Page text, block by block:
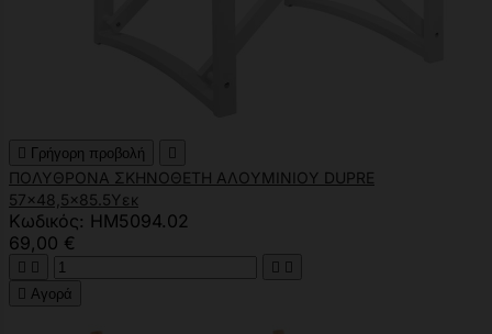
 Γρήγορη προβολή 
ΠΟΛΥΘΡΟΝΑ ΣΚΗΝΟΘΕΤΗ ΑΛΟΥΜΙΝΙΟΥ DUPRE
57x48,5x85.5Yεκ
Κωδικός: HM5094.02
69,00 €
   
 Αγορά